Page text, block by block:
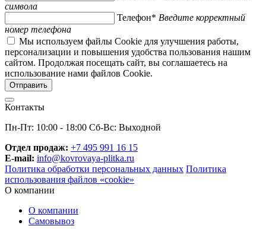
символа
Телефон* Введите корректный
номер телефона
Мы используем файлы Cookie для улучшения работы,
персонализации и повышения удобства пользования нашим
сайтом. Продолжая посещать сайт, вы соглашаетесь на
использование нами файлов Cookie.
Контакты
Пн-Пт: 10:00 - 18:00 Сб-Вс: Выходной
Отдел продаж: +7 495 991 16 15
E-mail: info@kovrovaya-plitka.ru
Политика обработки персональных данных Политика
использования файлов «cookie»
О компании
О компании
Самовывоз